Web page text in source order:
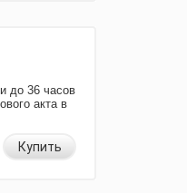
до 36 часов
акта в
Купить